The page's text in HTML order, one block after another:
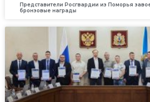
Представители Росгвардии из Поморья
бронзовые награды